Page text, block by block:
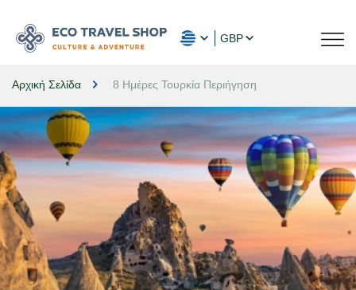
GBP
Αρχική Σελίδα 8 Ημέρες Τουρκία Περιήγηση